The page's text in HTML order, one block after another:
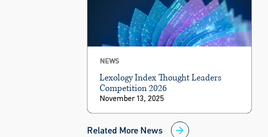
NEWS
Lexology Index Thought Leaders
Competition 2026
November 13, 2025
Related More News